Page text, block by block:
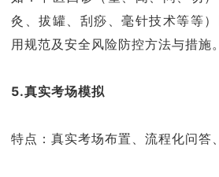
灸、拔罐、刮痧、毫针技术等等
用规范及安全风险防控方法与措施。
5.真实考场模拟
特点：真实考场布置、流程化问答